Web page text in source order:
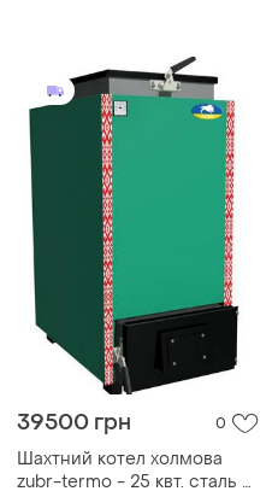
39500 грн 0
Шахтний котел холмова
zubr-termo - 25 квт. сталь 5